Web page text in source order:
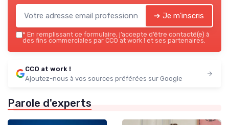
➔ Je m'inscris
* En remplissant ce formulaire, j’accepte d’être contacté(e) à
des fins commerciales par CCO at work ! et ses partenaires.
CCO at work !
Ajoutez-nous à vos sources préférées sur Google
Parole d'experts